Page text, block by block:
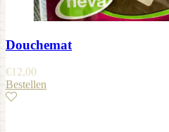
Douchemat
€12,00
Bestellen